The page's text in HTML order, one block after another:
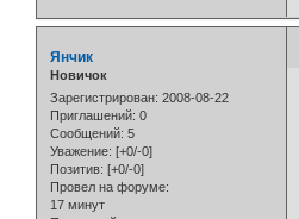
Янчик
Новичок
Зарегистрирован: 2008-08-22
Приглашений: 0
Сообщений: 5
Уважение: [+0/-0]
Позитив: [+0/-0]
Провел на форуме:
17 минут